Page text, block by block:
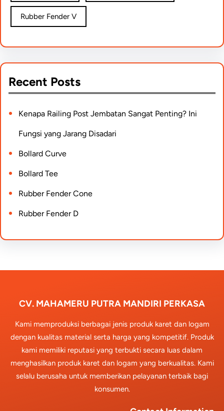
Rubber Fender V
Recent Posts
Kenapa Railing Post Jembatan Sangat Penting? Ini
Fungsi yang Jarang Disadari
Bollard Curve
Bollard Tee
Rubber Fender Cone
Rubber Fender D
CV. MAHAMERU PUTRA MANDIRI PERKASA
Kami memproduksi berbagai jenis produk karet dan logam
dengan kualitas material serta harga yang kompetitif. Produk
kami memiliki reputasi yang terbukti secara luas dalam
menghasilkan produk karet dan logam yang berkualitas. Kami
selalu berusaha untuk memberikan pelayanan terbaik bagi
konsumen.